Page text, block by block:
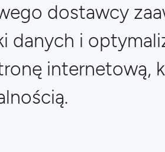
dostawcy
danych i
internetową,